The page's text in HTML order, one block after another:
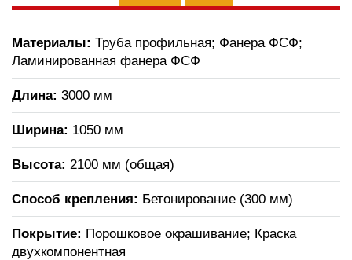
Материалы: Труба профильная; Фанера ФСФ;
Ламинированная фанера ФСФ
Длина: 3000 мм
Ширина: 1050 мм
Высота: 2100 мм (общая)
Способ крепления: Бетонирование (300 мм)
Покрытие: Порошковое окрашивание; Краска
двухкомпонентная